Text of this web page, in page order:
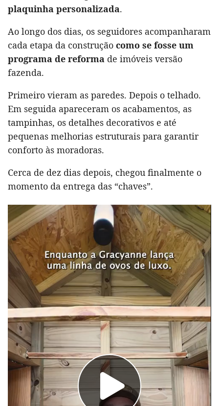
plaquinha personalizada.
Ao longo dos dias, os seguidores acompanharam
cada etapa da construção como se fosse um
programa de reforma de imóveis versão
fazenda.
Primeiro vieram as paredes. Depois o telhado.
Em seguida apareceram os acabamentos, as
tampinhas, os detalhes decorativos e até
pequenas melhorias estruturais para garantir
conforto às moradoras.
Cerca de dez dias depois, chegou finalmente o
momento da entrega das “chaves”.